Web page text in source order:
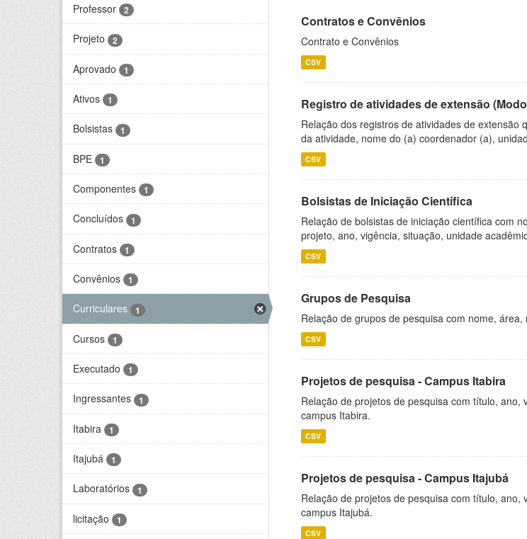
Professor 2
Projeto 2
Aprovado 1
Ativos 1
Bolsistas 1
BPE 1
Componentes 1
Concluídos 1
Contratos 1
Convênios 1
Curriculares 1
Cursos 1
Executado 1
Ingressantes 1
Itabira 1
Itajubá 1
Laboratórios 1
licitação 1
Contratos e Convênios
Contrato e Convênios
CSV
Registro de atividades de extensão
Relação dos registros de atividades de
da atividade, nome do (a) coordenador (a),
CSV
Bolsistas de Iniciação Científica
Relação de bolsistas de iniciação científica com
projeto, ano, vigência, situação, unidade
CSV
Grupos de Pesquisa
Relação de grupos de pesquisa com nome, área,
CSV
Projetos de pesquisa - Campus Itabira
Relação de projetos de pesquisa com título,
campus Itabira.
CSV
Projetos de pesquisa - Campus Itajubá
Relação de projetos de pesquisa com título,
campus Itajubá.
CSV